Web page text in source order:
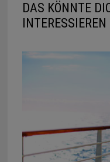
DAS KÖNNTE
INTERESSIEREN